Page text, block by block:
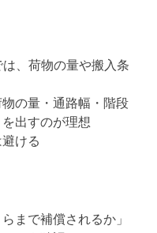
、荷物の量や搬入条
の量・通路幅・階段
出すのが理想
ける
まで補償されるか」